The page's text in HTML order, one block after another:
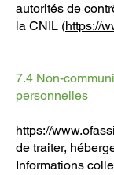
autorités de
la CNIL (https://
7.4 Non-
personnelles
https://
de traiter,
Informations